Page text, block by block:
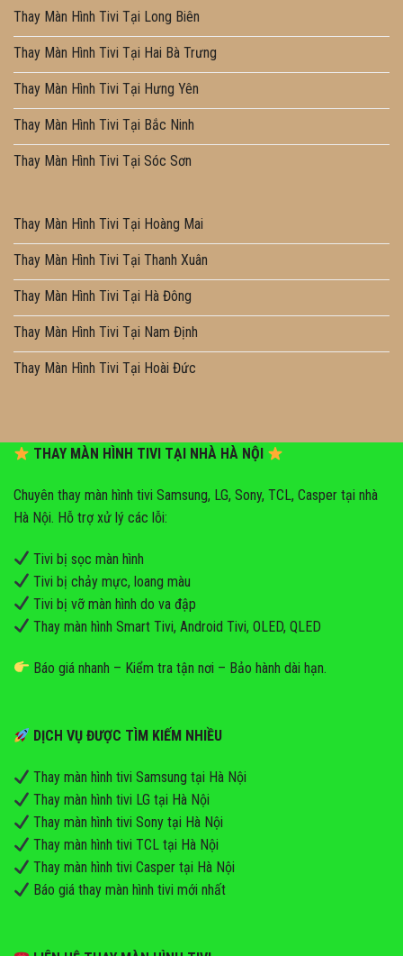
Thay Màn Hình Tivi Tại Long Biên
Thay Màn Hình Tivi Tại Hai Bà Trưng
Thay Màn Hình Tivi Tại Hưng Yên
Thay Màn Hình Tivi Tại Bắc Ninh
Thay Màn Hình Tivi Tại Sóc Sơn
Thay Màn Hình Tivi Tại Hoàng Mai
Thay Màn Hình Tivi Tại Thanh Xuân
Thay Màn Hình Tivi Tại Hà Đông
Thay Màn Hình Tivi Tại Nam Định
Thay Màn Hình Tivi Tại Hoài Đức
THAY MÀN HÌNH TIVI TẠI NHÀ HÀ NỘI
Chuyên thay màn hình tivi Samsung, LG, Sony, TCL, Casper tại nhà
Hà Nội. Hỗ trợ xử lý các lỗi:
Tivi bị sọc màn hình
Tivi bị chảy mực, loang màu
Tivi bị vỡ màn hình do va đập
Thay màn hình Smart Tivi, Android Tivi, OLED, QLED
Báo giá nhanh – Kiểm tra tận nơi – Bảo hành dài hạn.
DỊCH VỤ ĐƯỢC TÌM KIẾM NHIỀU
Thay màn hình tivi Samsung tại Hà Nội
Thay màn hình tivi LG tại Hà Nội
Thay màn hình tivi Sony tại Hà Nội
Thay màn hình tivi TCL tại Hà Nội
Thay màn hình tivi Casper tại Hà Nội
Báo giá thay màn hình tivi mới nhất